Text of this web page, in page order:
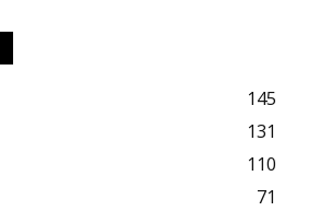
145
131
110
71